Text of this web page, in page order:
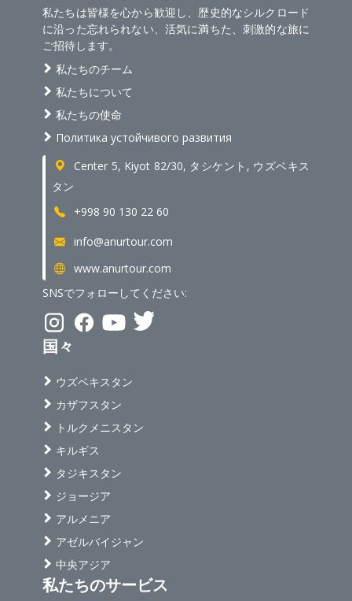
私たちは皆様を心から歓迎し、歴史的なシルクロード
に沿った忘れられない、活気に満ちた、刺激的な旅に
ご招待します。
私たちのチーム
私たちについて
私たちの使命
Политика устойчивого развития
Center 5, Kiyot 82/30, タシケント, ウズベキス
タン
+998 90 130 22 60
info@anurtour.com
www.anurtour.com
SNSでフォローしてください:
国々
ウズベキスタン
カザフスタン
トルクメニスタン
キルギス
タジキスタン
ジョージア
アルメニア
アゼルバイジャン
中央アジア
私たちのサービス